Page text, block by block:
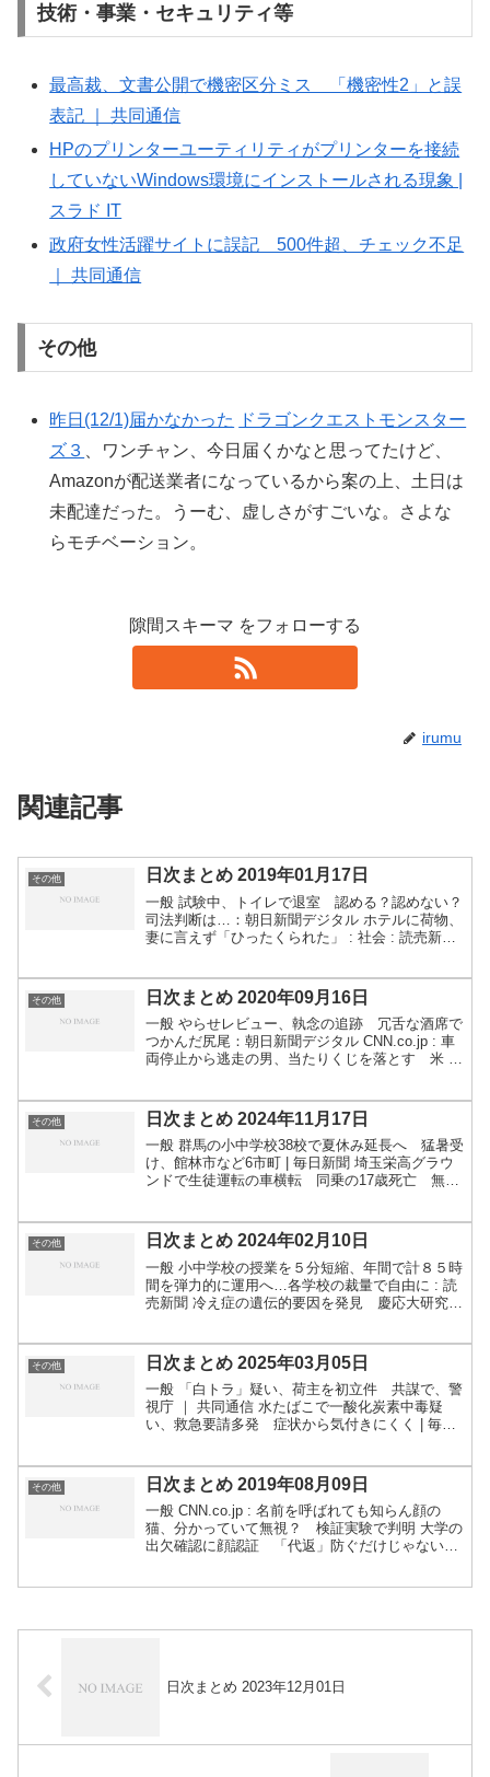
技術・事業・セキュリティ等
最高裁、文書公開で機密区分ミス 「機密性2」と誤
表記 ｜ 共同通信
HPのプリンターユーティリティがプリンターを接続
していないWindows環境にインストールされる現象 |
スラド IT
政府女性活躍サイトに誤記 500件超、チェック不足
｜ 共同通信
その他
昨日(12/1)届かなかった
ドラゴンクエストモンスター
ズ３
、ワンチャン、今日届くかなと思ってたけど、
Amazonが配送業者になっているから案の上、土日は
未配達だった。うーむ、虚しさがすごいな。さよな
らモチベーション。
隙間スキーマ をフォローする
irumu
関連記事
その他 日次まとめ 2019年01月17日
一般 試験中、トイレで退室 認める？認めない？
司法判断は…：朝日新聞デジタル ホテルに荷物、
妻に言えず「ひったくられた」 : 社会 : 読売新聞
その他 日次まとめ 2020年09月16日
一般 やらせレビュー、執念の追跡 冗舌な酒席で
つかんだ尻尾：朝日新聞デジタル CNN.co.jp : 車
両停止から逃走の男、当たりくじを落とす 米 中
その他 日次まとめ 2024年11月17日
一般 群馬の小中学校38校で夏休み延長へ 猛暑受
け、館林市など6市町 | 毎日新聞 埼玉栄高グラウ
ンドで生徒運転の車横転 同乗の17歳死亡 無免
る政府 ...
その他 日次まとめ 2024年02月10日
一般 小中学校の授業を５分短縮、年間で計８５時
間を弾力的に運用へ…各学校の裁量で自由に : 読
売新聞 冷え症の遺伝的要因を発見 慶応大研究チ
-...
その他 日次まとめ 2025年03月05日
一般 「白トラ」疑い、荷主を初立件 共謀で、警
視庁 ｜ 共同通信 水たばこで一酸化炭素中毒疑
い、救急要請多発 症状から気付きにくく | 毎日
か...
その他 日次まとめ 2019年08月09日
一般 CNN.co.jp : 名前を呼ばれても知らん顔の
猫、分かっていて無視？ 検証実験で判明 大学の
出欠確認に顔認証 「代返」防ぐだけじゃない狙
日次まとめ 2023年12月01日